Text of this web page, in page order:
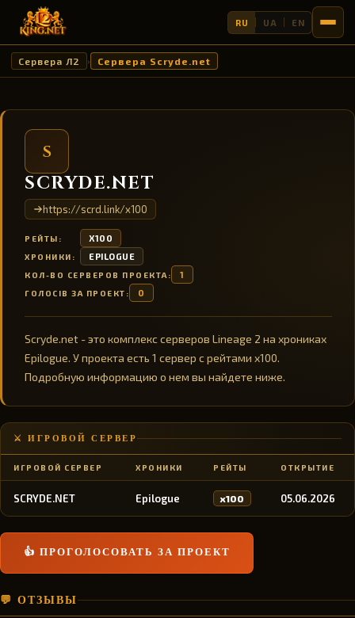
RU UA EN
Сервера Л2 › Сервера Scryde.net
S
SCRYDE.NET
https://scrd.link/x100
РЕЙТЫ: X100
ХРОНИКИ: EPILOGUE
КОЛ-ВО СЕРВЕРОВ ПРОЕКТА: 1
ГОЛОСІВ ЗА ПРОЕКТ: 0
Scryde.net - это комплекс серверов Lineage 2 на хрониках
Epilogue. У проекта есть 1 сервер с рейтами x100.
Подробную информацию о нем вы найдете ниже.
⚔️ ИГРОВОЙ СЕРВЕР
ИГРОВОЙ СЕРВЕР ХРОНИКИ РЕЙТЫ ОТКРЫТИЕ
SCRYDE.NET Epilogue x100 05.06.2026
👍 ПРОГОЛОСОВАТЬ ЗА ПРОЕКТ
💬 ОТЗЫВЫ